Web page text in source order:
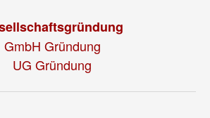
GmbH Gründung
UG Gründung